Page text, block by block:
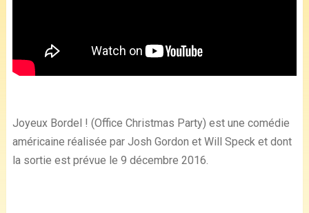
Joyeux Bordel ! (Office Christmas Party) est une comédie
américaine réalisée par Josh Gordon et Will Speck et dont
la sortie est prévue le 9 décembre 2016.